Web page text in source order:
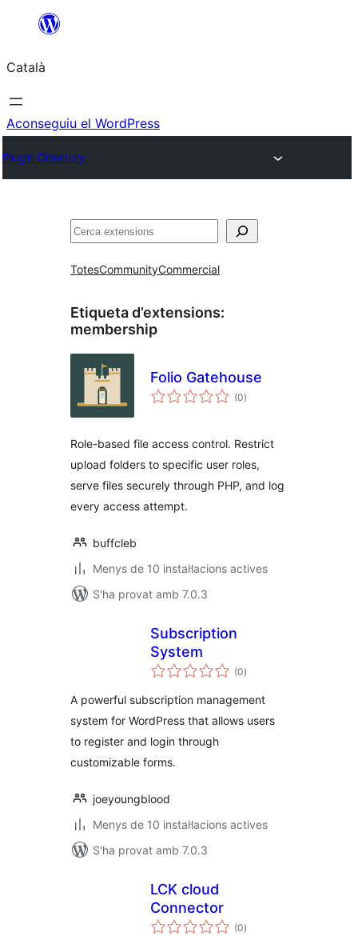
contingut
Català
Aconseguiu el WordPress
Plugin Directory
Cerca
TotesCommunityCommercial
Etiqueta d’extensions:
membership
Folio Gatehouse
(0puntuacions
totals
)
Role-based file access control. Restrict
upload folders to specific user roles,
serve files securely through PHP, and log
every access attempt.
buffcleb
Menys de 10 instal·lacions actives
S'ha provat amb 7.0.3
Subscription
System
(0puntuacions
totals
)
A powerful subscription management
system for WordPress that allows users
to register and login through
customizable forms.
joeyoungblood
Menys de 10 instal·lacions actives
S'ha provat amb 7.0.3
LCK cloud
Connector
(0puntuacions
totals
)